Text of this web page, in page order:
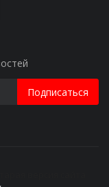
Подписаться